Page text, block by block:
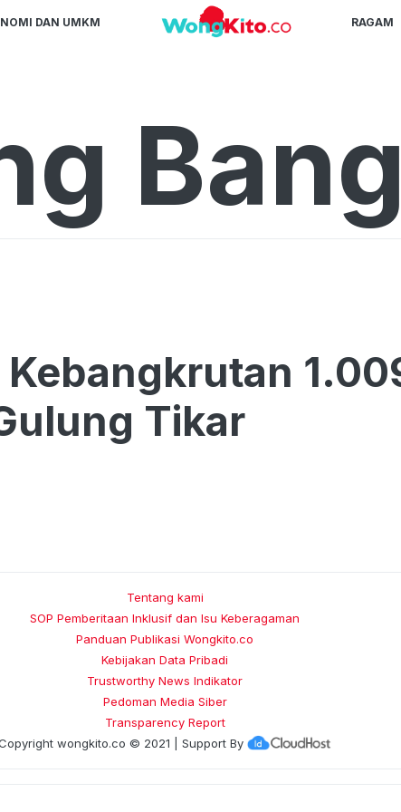
DAN UMKM RAGAM
Tikar
Tentang kami
SOP Pemberitaan Inklusif dan Isu Keberagaman
Panduan Publikasi Wongkito.co
Kebijakan Data Pribadi
Trustworthy News Indikator
Pedoman Media Siber
Transparency Report
wongkito.co © 2021 | Support By